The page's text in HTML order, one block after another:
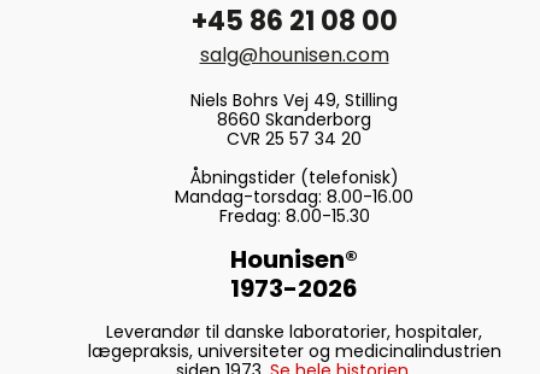
+45 86 21 08 00
salg@hounisen.com
Niels Bohrs Vej 49, Stilling
8660 Skanderborg
CVR 25 57 34 20
Åbningstider (telefonisk)
Mandag-torsdag: 8.00-16.00
Fredag: 8.00-15.30
Hounisen®
1973-2026
Leverandør til danske laboratorier, hospitaler,
lægepraksis, universiteter og medicinalindustrien